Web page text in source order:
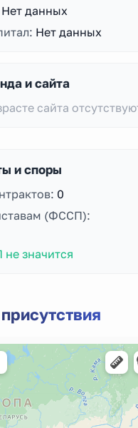
Нет данных
Нет данных
и сайта
сайта
и споры
0
(ФССП):
значится